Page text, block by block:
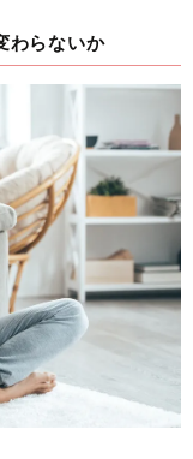
わらないか